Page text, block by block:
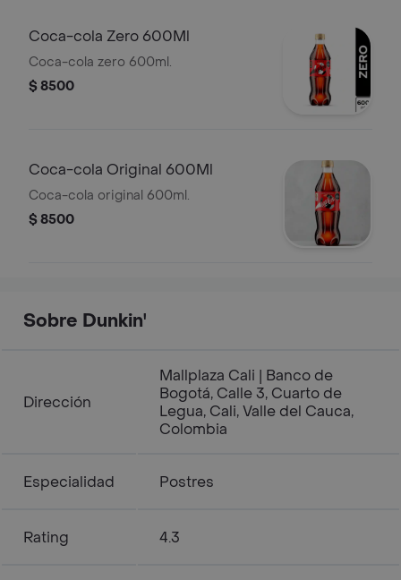
Coca-cola Zero 600Ml
Coca-cola zero 600ml.
$ 8500
Coca-cola Original 600Ml
Coca-cola original 600ml.
$ 8500
Sobre Dunkin'
Dirección
Mallplaza Cali | Banco de
Bogotá, Calle 3, Cuarto de
Legua, Cali, Valle del Cauca,
Colombia
Especialidad Postres
Rating 4.3